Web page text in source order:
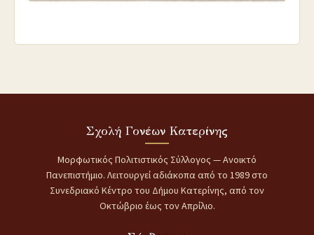
Σχολή Γονέων Κατερίνης
Μορφωτικός Πολιτιστικός Σύλλογος — Ανοικτό
Πανεπιστήμιο. Λειτουργεί αδιάκοπα από το 1989 στο
Συνεδριακό Κέντρο του Δήμου Κατερίνης, από τον
Οκτώβριο έως τον Απρίλιο.